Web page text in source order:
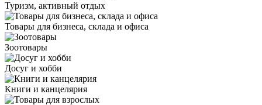
Туризм, активный отдых
Товары для бизнеса, склада и офиса
Зоотовары
Досуг и хобби
Книги и канцелярия